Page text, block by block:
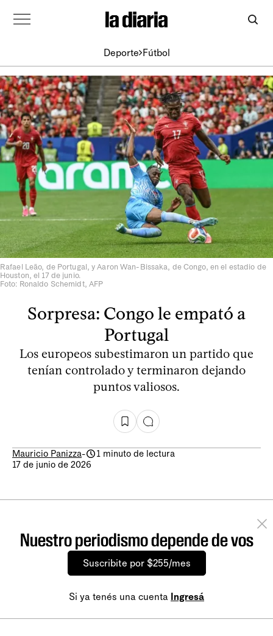
Deporte Fútbol
Rafael Leão, de Portugal, y Aaron Wan-Bissaka, de Congo, en el estadio de
Houston, el 17 de junio.
Foto: Ronaldo Schemidt, AFP
Sorpresa: Congo le empató a
Portugal
Los europeos subestimaron un partido que
tenían controlado y terminaron dejando
puntos valiosos.
Mauricio Panizza-
1 minuto de lectura
17 de junio de 2026
Nuestro periodismo depende de vos
Suscribite por $255/mes
Si ya tenés una cuenta Ingresá